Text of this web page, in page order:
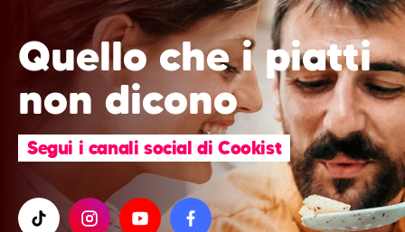
Quello che i piatti
non dicono
Segui i canali social di Cookist